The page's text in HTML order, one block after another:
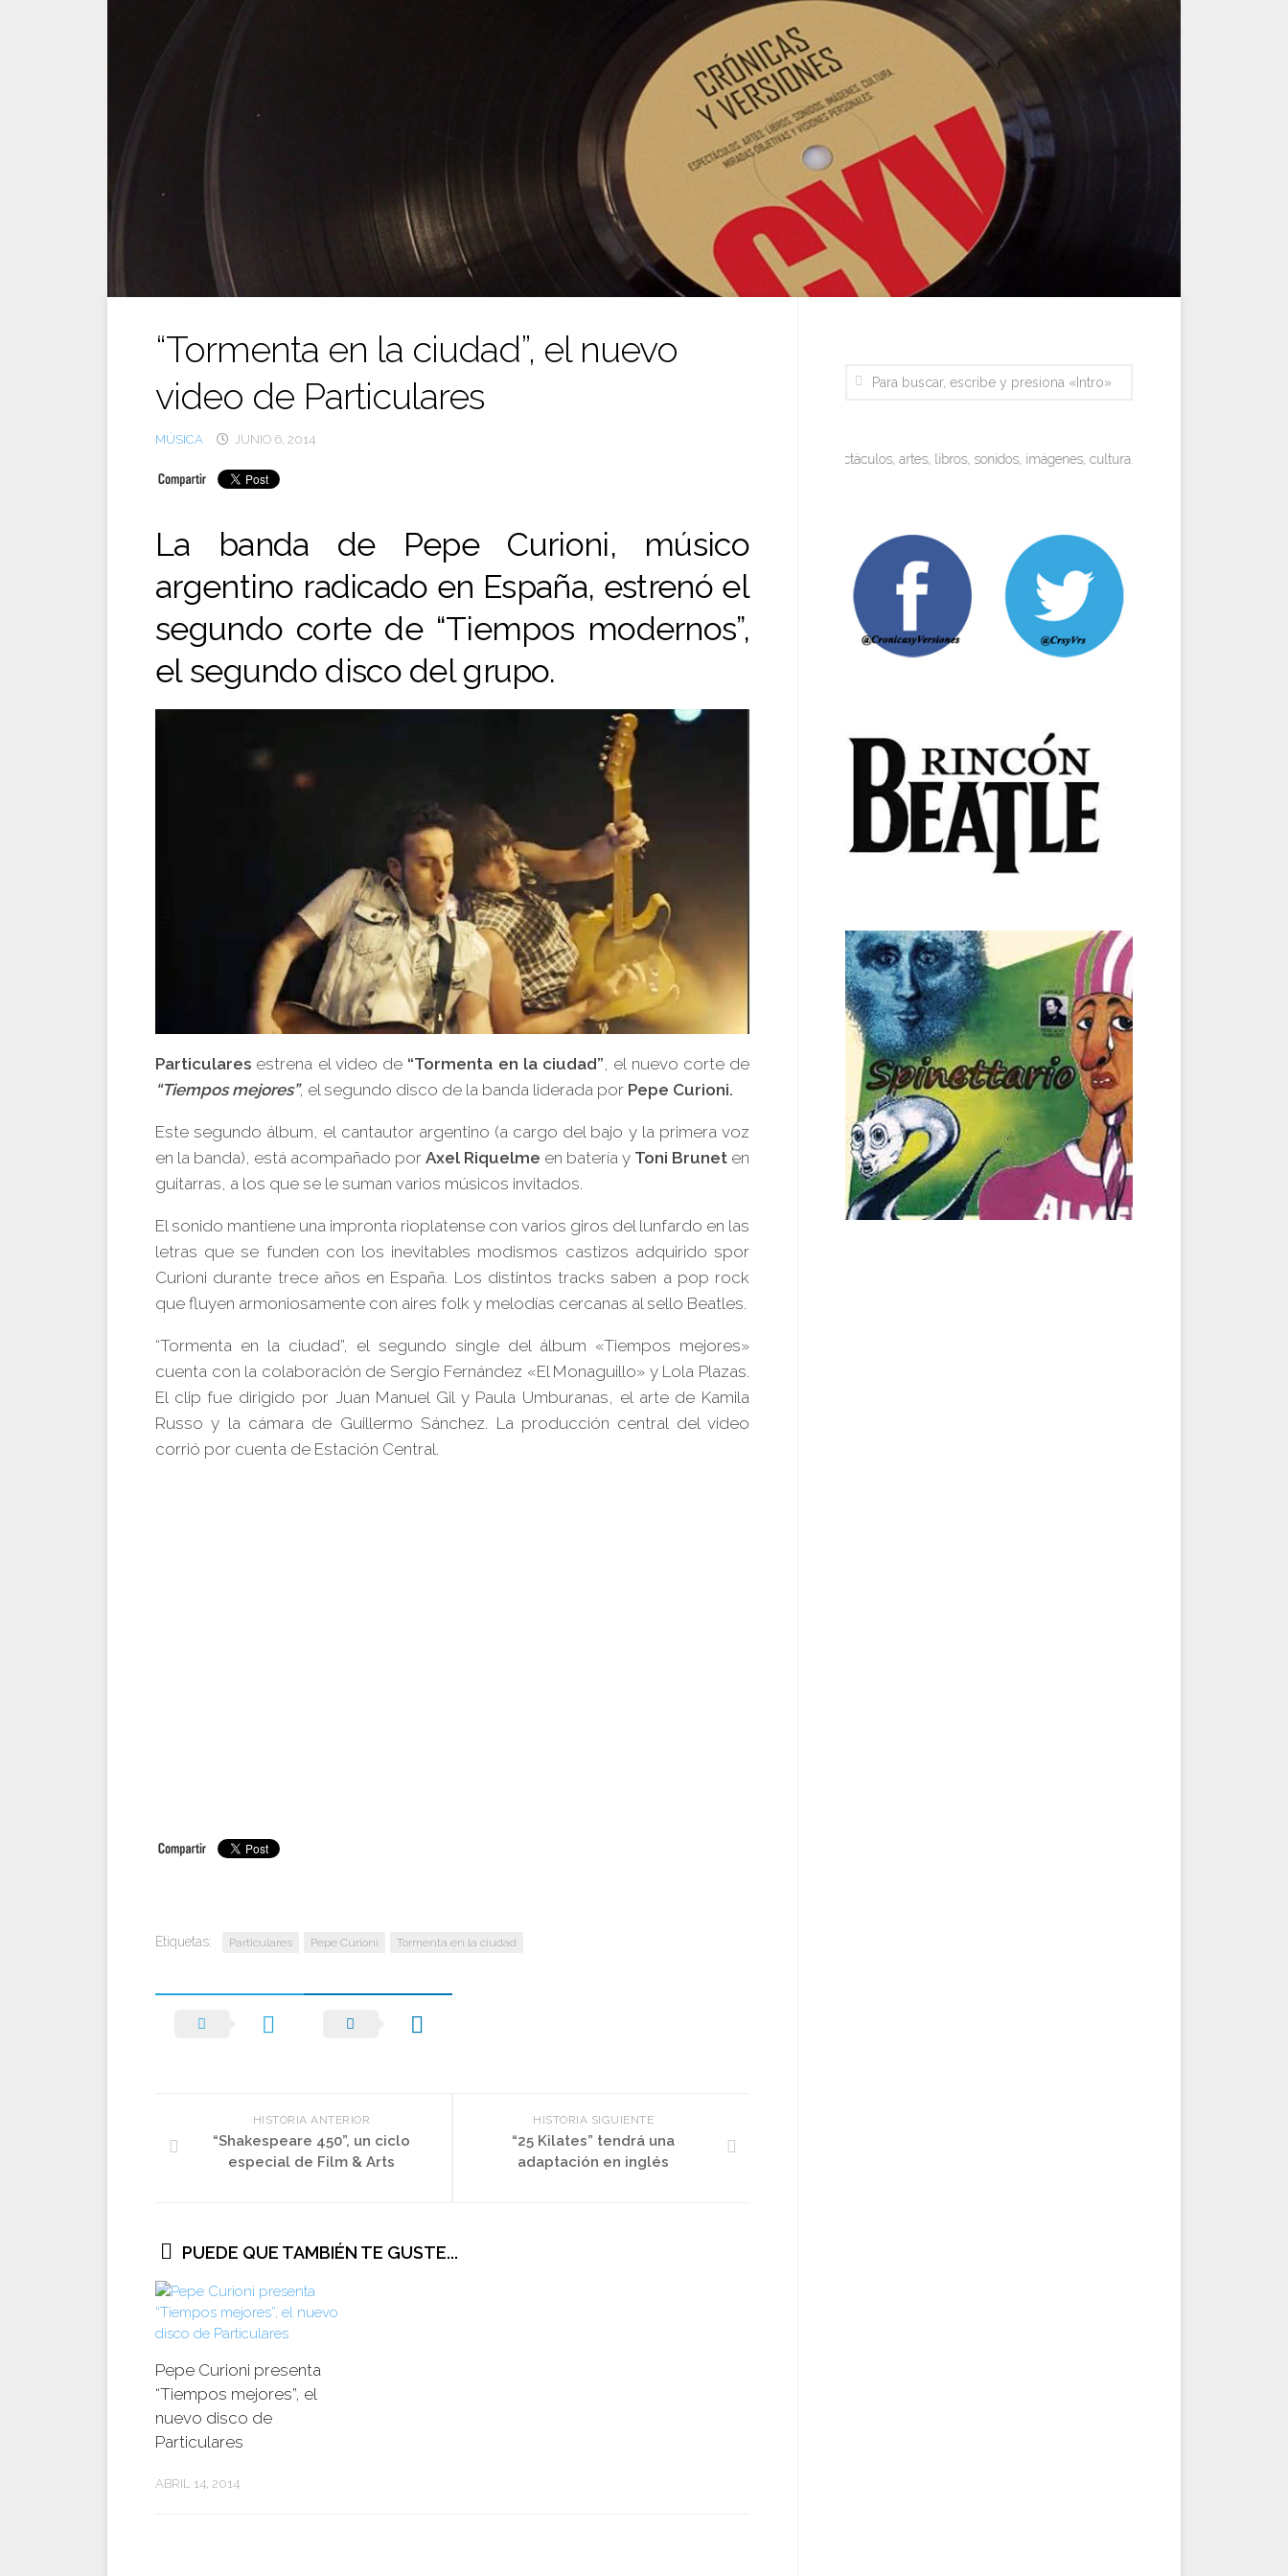
“Tormenta en la ciudad”, el nuevo
video de Particulares
MÚSICA JUNIO 6, 2014
La banda de Pepe Curioni, músico
argentino radicado en España, estrenó el
segundo corte de “Tiempos modernos”,
el segundo disco del grupo.
Particulares estrena el video de “Tormenta en la ciudad”, el nuevo corte de
“Tiempos mejores”, el segundo disco de la banda liderada por Pepe Curioni.
Este segundo álbum, el cantautor argentino (a cargo del bajo y la primera voz
en la banda), está acompañado por Axel Riquelme en batería y Toni Brunet en
guitarras, a los que se le suman varios músicos invitados.
El sonido mantiene una impronta rioplatense con varios giros del lunfardo en las
letras que se funden con los inevitables modismos castizos adquirido spor
Curioni durante trece años en España. Los distintos tracks saben a pop rock
que fluyen armoniosamente con aires folk y melodías cercanas al sello Beatles.
“Tormenta en la ciudad”, el segundo single del álbum «Tiempos mejores»
cuenta con la colaboración de Sergio Fernández «El Monaguillo» y Lola Plazas.
El clip fue dirigido por Juan Manuel Gil y Paula Umburanas, el arte de Kamila
Russo y la cámara de Guillermo Sánchez. La producción central del video
corrió por cuenta de Estación Central.
Etiquetas: Particulares Pepe Curioni Tormenta en la ciudad
HISTORIA SIGUIENTE
“25 Kilates” tendrá una
adaptación en inglés
HISTORIA ANTERIOR
“Shakespeare 450”, un ciclo
especial de Film & Arts
PUEDE QUE TAMBIÉN TE GUSTE...
Pepe Curioni presenta
“Tiempos mejores”, el
nuevo disco de
Particulares
ABRIL 14, 2014
Espectáculos, artes, libros, sonidos, imágenes, cultura. Miradas objetivas y visiones